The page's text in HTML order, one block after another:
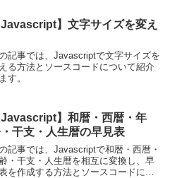
Javascript】文字サイズを変え
記事では、Javascriptで文字サイズを
る方法とソースコードについて紹介
す。
Javascript】和暦・西暦・年
干支・人生暦の早見表
記事では、Javascriptで和暦・西暦・
・干支・人生暦を相互に変換し、早
を作成する方法とソースコードにつ